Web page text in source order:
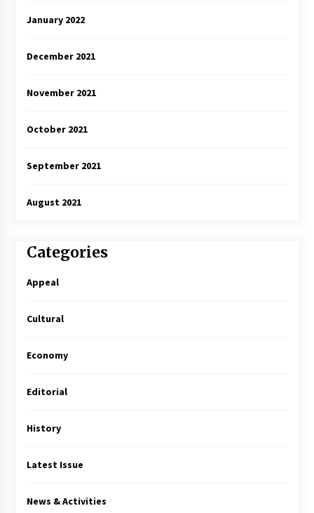
January 2022
December 2021
November 2021
October 2021
September 2021
August 2021
Categories
Appeal
Cultural
Economy
Editorial
History
Latest Issue
News & Activities